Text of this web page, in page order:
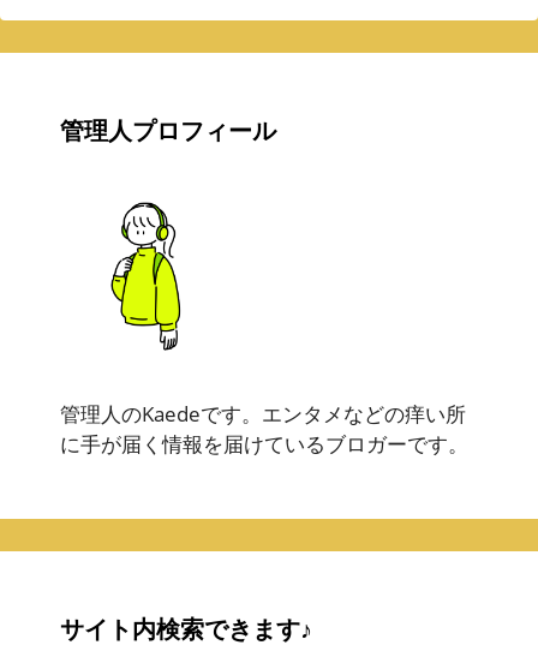
管理人プロフィール
管理人のKaedeです。エンタメなどの痒い所
に手が届く情報を届けているブロガーです。
サイト内検索できます♪